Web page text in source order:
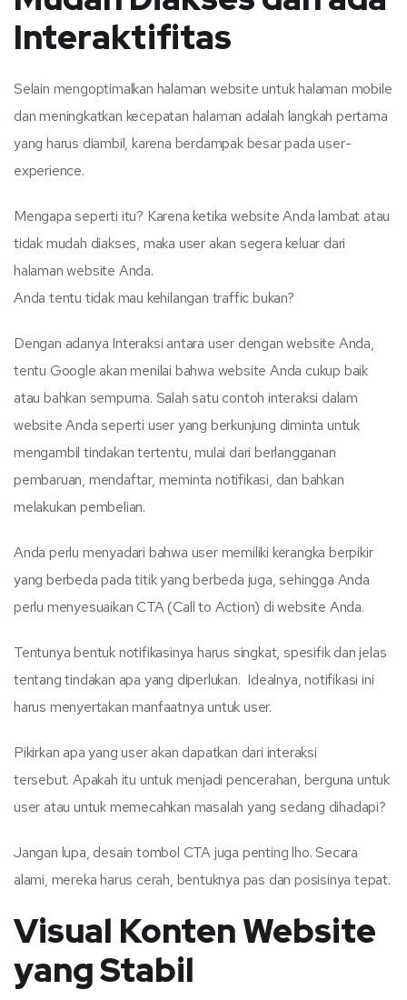
Interaktifitas
Selain mengoptimalkan halaman website untuk halaman mobile
dan meningkatkan kecepatan halaman adalah langkah pertama
yang harus diambil, karena berdampak besar pada user-
experience.
Mengapa seperti itu? Karena ketika website Anda lambat atau
tidak mudah diakses, maka user akan segera keluar dari
halaman website Anda.
Anda tentu tidak mau kehilangan traffic bukan?
Dengan adanya Interaksi antara user dengan website Anda,
tentu Google akan menilai bahwa website Anda cukup baik
atau bahkan sempurna. Salah satu contoh interaksi dalam
website Anda seperti user yang berkunjung diminta untuk
mengambil tindakan tertentu, mulai dari berlangganan
pembaruan, mendaftar, meminta notifikasi, dan bahkan
melakukan pembelian.
Anda perlu menyadari bahwa user memiliki kerangka berpikir
yang berbeda pada titik yang berbeda juga, sehingga Anda
perlu menyesuaikan CTA (Call to Action) di website Anda.
Tentunya bentuk notifikasinya harus singkat, spesifik dan jelas
tentang tindakan apa yang diperlukan. Idealnya, notifikasi ini
harus menyertakan manfaatnya untuk user.
Pikirkan apa yang user akan dapatkan dari interaksi
tersebut. Apakah itu untuk menjadi pencerahan, berguna untuk
user atau untuk memecahkan masalah yang sedang dihadapi?
Jangan lupa, desain tombol CTA juga penting lho. Secara
alami, mereka harus cerah, bentuknya pas dan posisinya tepat.
Visual Konten Website
yang Stabil